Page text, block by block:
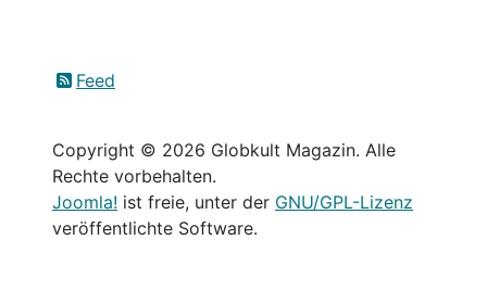
Feed
Copyright © 2026 Globkult Magazin. Alle
Rechte vorbehalten.
Joomla! ist freie, unter der GNU/GPL-Lizenz
veröffentlichte Software.